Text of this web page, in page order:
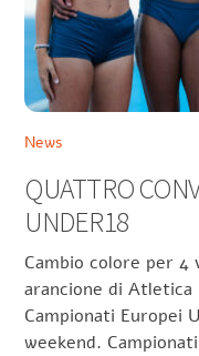
News
QUATTRO
UNDER18
Cambio colore per 4
arancione di Atletica
Campionati Europei
weekend.